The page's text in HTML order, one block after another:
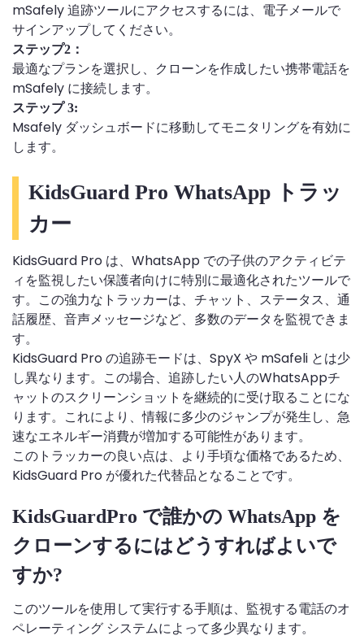
mSafely 追跡ツールにアクセスするには、電子メールで
サインアップしてください。
ステップ2：
最適なプランを選択し、クローンを作成したい携帯電話を
mSafely に接続します。
ステップ 3:
Msafely ダッシュボードに移動してモニタリングを有効に
します。
KidsGuard Pro WhatsApp トラッ
カー
KidsGuard Pro は、WhatsApp での子供のアクティビテ
ィを監視したい保護者向けに特別に最適化されたツールで
す。この強力なトラッカーは、チャット、ステータス、通
話履歴、音声メッセージなど、多数のデータを監視できま
す。
KidsGuard Pro の追跡モードは、SpyX や mSafeli とは少
し異なります。この場合、追跡したい人のWhatsAppチ
ャットのスクリーンショットを継続的に受け取ることにな
ります。これにより、情報に多少のジャンプが発生し、急
速なエネルギー消費が増加する可能性があります。
このトラッカーの良い点は、より手頃な価格であるため、
KidsGuard Pro が優れた代替品となることです。
KidsGuardPro で誰かの WhatsApp を
クローンするにはどうすればよいで
すか?
このツールを使用して実行する手順は、監視する電話のオ
ペレーティング システムによって多少異なります。